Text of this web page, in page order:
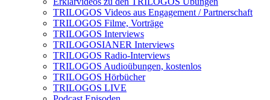
TRILOGOS Videos aus Engagement / Partnerschaft
TRILOGOS Filme, Vorträge
TRILOGOS Interviews
TRILOGOSIANER Interviews
TRILOGOS Radio-Interviews
TRILOGOS Audioübungen, kostenlos
TRILOGOS Hörbücher
TRILOGOS LIVE